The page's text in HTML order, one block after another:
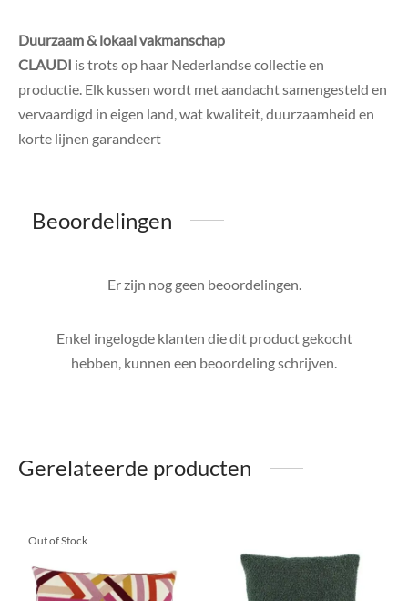
Duurzaam & lokaal vakmanschap
CLAUDI is trots op haar Nederlandse collectie en
productie. Elk kussen wordt met aandacht samengesteld en
vervaardigd in eigen land, wat kwaliteit, duurzaamheid en
korte lijnen garandeert
Beoordelingen
Er zijn nog geen beoordelingen.
Enkel ingelogde klanten die dit product gekocht
hebben, kunnen een beoordeling schrijven.
Gerelateerde producten
Out of Stock